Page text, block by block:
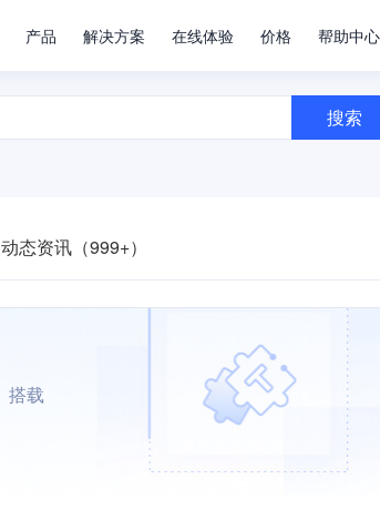
产品 解决方案 在线体验 价格 帮助中心
搜索
动态资讯（999+）
搭载